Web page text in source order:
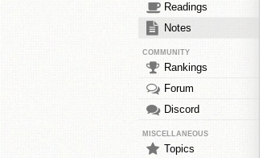
Readings
Notes
COMMUNITY
Rankings
Forum
Discord
MISCELLANEOUS
Topics